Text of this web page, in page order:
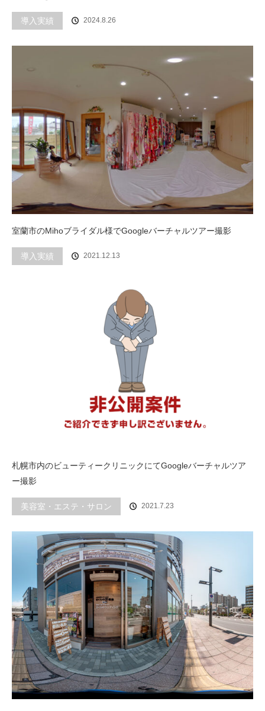
導入実績 2024.8.26
室蘭市のMihoブライダル様でGoogleバーチャルツアー撮影
導入実績 2021.12.13
札幌市内のビューティークリニックにてGoogleバーチャルツア
ー撮影
美容室・エステ・サロン 2021.7.23